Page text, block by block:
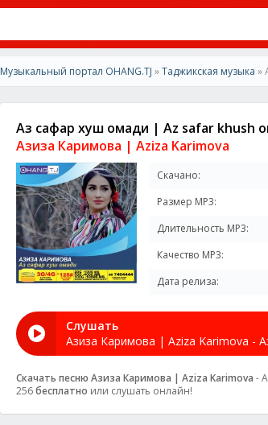
Музыкальный портал OHANG.TJ »Таджикская музыка »
Аз сафар хуш омади | Az safar khush
Азиза Каримова | Aziza Karimova
Скачано:
Размер MP3:
Длительность MP3:
Качество MP3:
Дата релиза:
Слушать
Скачать песню Азиза Каримова | Aziza Karimova -
256бесплатно или слушать онлайн!